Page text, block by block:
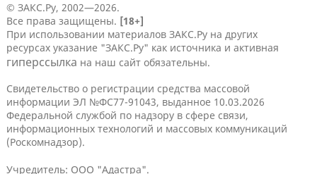
© ЗАКС.Ру, 2002—2026.
Все права защищены. [18+]
При использовании материалов ЗАКС.Ру на других
ресурсах указание "ЗАКС.Ру" как источника и активная
гиперссылка на наш сайт обязательны.
Свидетельство о регистрации средства массовой
информации ЭЛ №ФС77-91043, выданное 10.03.2026
Федеральной службой по надзору в сфере связи,
информационных технологий и массовых коммуникаций
(Роскомнадзор).
Учредитель: ООО "Адастра".